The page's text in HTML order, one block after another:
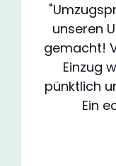
unseren
gemacht!
Einzug
pünktlich
Ein